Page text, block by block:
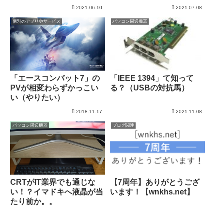
2021.06.10 2021.07.08
個別のアプリやサービス
「エースコンバット7」の
PVが相変わらずかっこい
い（やりたい）
2018.11.17
パソコン周辺機器
「IEEE 1394」て知って
る？（USBの対抗馬）
2021.11.08
パソコン周辺機器
CRTがIT業界でも通じな
い！？イマドキへ液晶が当
たり前か。。
ブログ関連
【7周年】ありがとうござ
います！【wnkhs.net】